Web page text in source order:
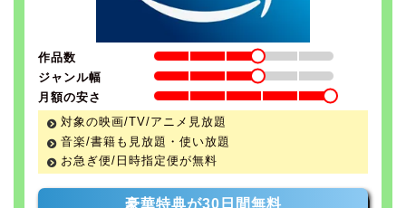
作品数
ジャンル幅
月額の安さ
対象の映画/TV/アニメ見放題
音楽/書籍も見放題・使い放題
お急ぎ便/日時指定便が無料
豪華特典が30日間無料